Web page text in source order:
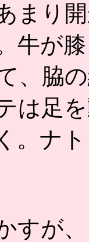
まり
牛が
、脇
は足
。ナ
すが